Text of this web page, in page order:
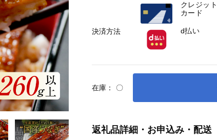
在庫： 〇
返礼品詳細・お申込み・配送
決済方法
クレジット
カード
d払い